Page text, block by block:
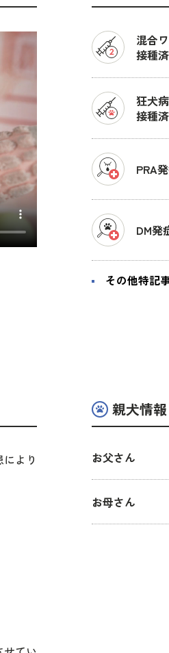
混合
接種済
狂犬
接種済
PRA
DM発
その他特記
より
親犬情報
お父さん
お母さん